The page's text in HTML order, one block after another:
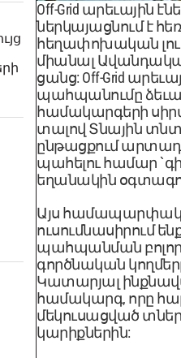
Off-Grid արեւային
ներկայացնում է
հեղափոխական
միանալ
ցանց: Off-Grid
պահպանումը
համակարգերի
տալով Տնային
ընթացքում
պահելու համար
եղանակին
Այս համապարփակ
ուսումնասիրում
պահպանման
գործնական
Կատարյալ
համակարգ, որը
մեկուսացված
կարիքներին: